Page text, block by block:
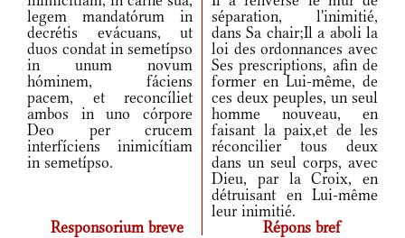
legem mandatórum in
decrétis evácuans, ut
duos condat in semetípso
in unum novum
hóminem, fáciens
pacem, et reconcíliet
ambos in uno córpore
Deo per crucem
interfíciens inimicítiam
in semetípso.
séparation, l'inimitié,
dans Sa chair;Il a aboli la
loi des ordonnances avec
Ses prescriptions, afin de
former en Lui-même, de
ces deux peuples, un seul
homme nouveau, en
faisant la paix,et de les
réconcilier tous deux
dans un seul corps, avec
Dieu, par la Croix, en
détruisant en Lui-même
leur inimitié.
Responsorium breve
Répons bref